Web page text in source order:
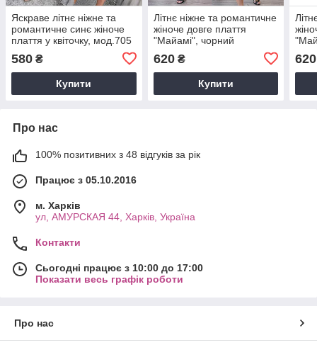
Яскраве літнє ніжне та
романтичне синє жіноче
плаття у квіточку, мод.705
580 ₴
Купити
Літнє ніжне та романтичне
жіноче довге плаття
"Майамі", чорний
620₴
Купити
620
Про нас
100% позитивних з 48 відгуків за рік
Працює з 05.10.2016
м. Харків
ул, АМУРСКАЯ 44, Харків, Україна
Контакти
Сьогодні працює з 10:00 до 17:00
Показати весь графік роботи
Про нас